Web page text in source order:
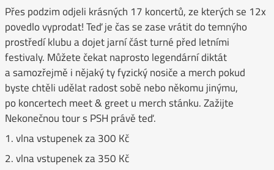
Přes podzim odjeli krásných 17 koncertů, ze kterých se 12x
povedlo vyprodat! Teď je čas se zase vrátit do temnýho
prostředí klubu a dojet jarní část turné před letními
festivaly. Můžete čekat naprosto legendární diktát
a samozřejmě i nějaký ty fyzický nosiče a merch pokud
byste chtěli udělat radost sobě nebo někomu jinýmu,
po koncertech meet & greet u merch stánku. Zažijte
Nekonečnou tour s PSH právě teď.
1. vlna vstupenek za 300 Kč
2. vlna vstupenek za 350 Kč